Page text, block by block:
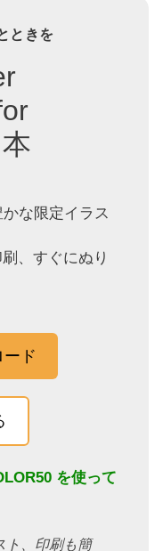
ときを
な限定イラス
、すぐにぬり
ド
を使って
ト、印刷も簡